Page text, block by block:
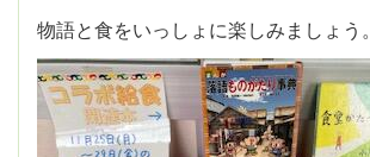
物語と食をいっしょに楽しみましょう。